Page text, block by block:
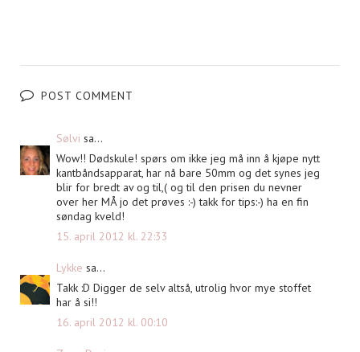
POST COMMENT
Sølvi sa...
Wow!! Dødskule! spørs om ikke jeg må inn å kjøpe nytt
kantbåndsapparat, har nå bare 50mm og det synes jeg
blir for bredt av og til,( og til den prisen du nevner
over her MÅ jo det prøves :-) takk for tips:-) ha en fin
søndag kveld!
15. april 2012 kl. 22:33
Lykke sa...
Takk :D Digger de selv altså, utrolig hvor mye stoffet
har å si!!
16. april 2012 kl. 00:10